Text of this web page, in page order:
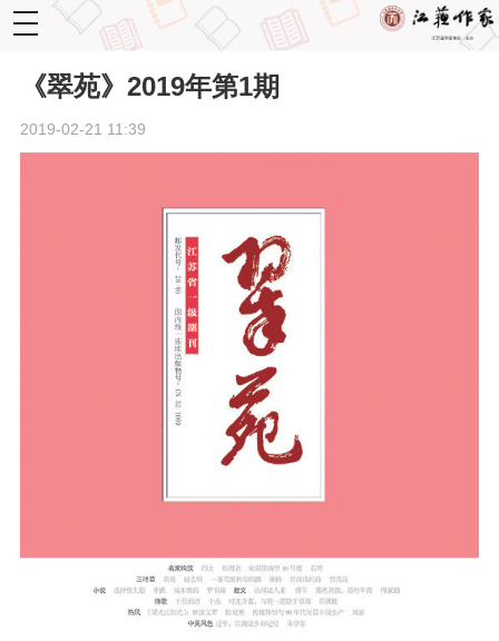
toggle
navigation
《翠苑》2019年第1期
2019-02-21 11:39